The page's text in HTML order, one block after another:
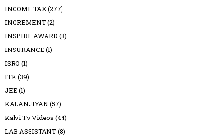
INCOME TAX (277)
INCREMENT(2)
INSPIRE AWARD (8)
INSURANCE (1)
ISRO (1)
ITK (39)
JEE (1)
KALANJIYAN (57)
Kalvi Tv Videos (44)
LAB ASSISTANT(8)